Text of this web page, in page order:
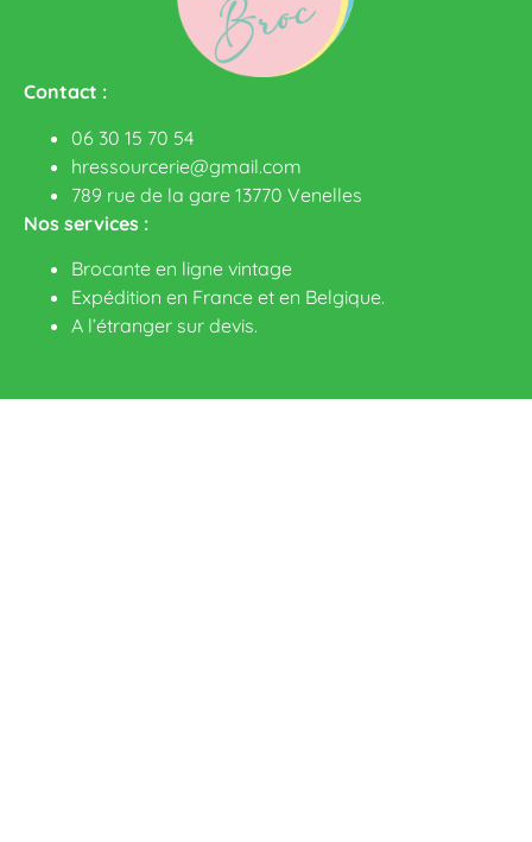
Contact :
06 30 15 70 54
hressourcerie@gmail.com
789 rue de la gare 13770 Venelles
Nos services :
Brocante en ligne vintage
Expédition en France et en Belgique.
A l’étranger sur devis.